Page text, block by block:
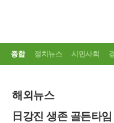
종합 정치뉴스 시민사회
해외뉴스
日강진 생존 골든타